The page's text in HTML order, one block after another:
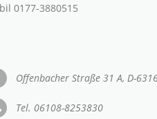
0177-3880515
Offenbacher Straße 31 A, D-
Tel. 06108-8253830